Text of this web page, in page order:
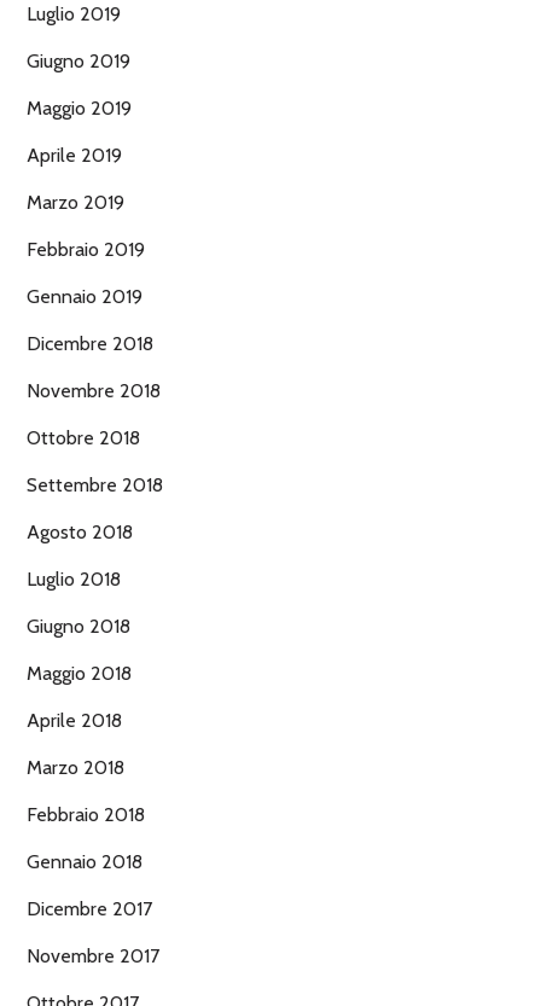
Luglio 2019
Giugno 2019
Maggio 2019
Aprile 2019
Marzo 2019
Febbraio 2019
Gennaio 2019
Dicembre 2018
Novembre 2018
Ottobre 2018
Settembre 2018
Agosto 2018
Luglio 2018
Giugno 2018
Maggio 2018
Aprile 2018
Marzo 2018
Febbraio 2018
Gennaio 2018
Dicembre 2017
Novembre 2017